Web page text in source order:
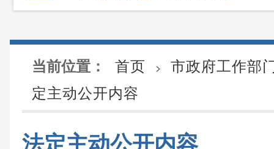
当前位置： 首页 >
市政府工作部
定主动公开内容
法定主动公开内容